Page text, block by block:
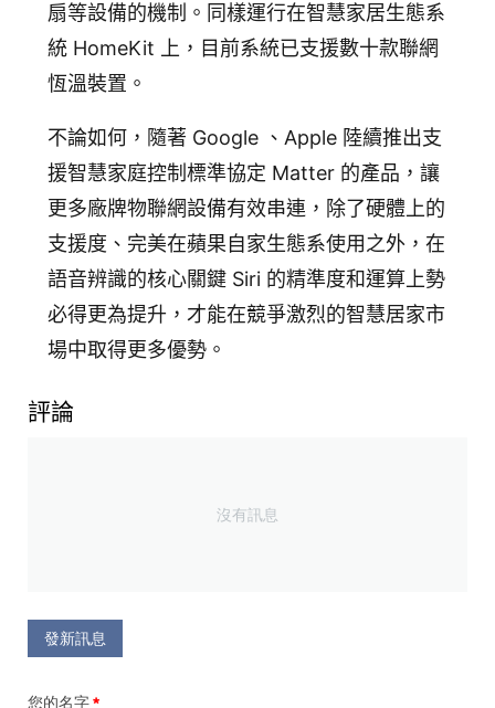
扇等設備的機制。同樣運行在智慧家居生態系
統 HomeKit 上，目前系統已支援數十款聯網
恆溫裝置。
不論如何，隨著 Google 、Apple 陸續推出支
援智慧家庭控制標準協定 Matter 的產品，讓
更多廠牌物聯網設備有效串連，除了硬體上的
支援度、完美在蘋果自家生態系使用之外，在
語音辨識的核心關鍵 Siri 的精準度和運算上勢
必得更為提升，才能在競爭激烈的智慧居家市
場中取得更多優勢。
評論
沒有訊息
發新訊息
您的名字